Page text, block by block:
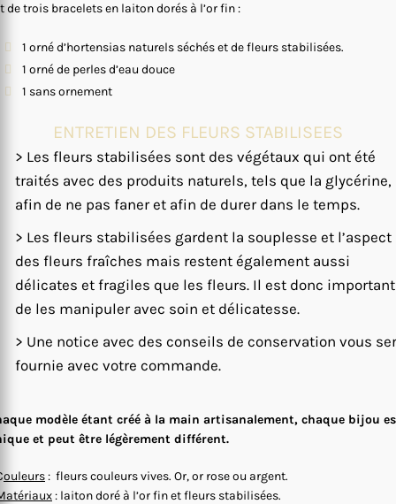
de trois bracelets en laiton dorés à l’or fin :
1 orné d’hortensias naturels séchés et de fleurs stabilisées.
1 orné de perles d’eau douce
1 sans ornement
ENTRETIEN DES FLEURS STABILISEES
> Les fleurs stabilisées sont des végétaux qui ont été
traités avec des produits naturels, tels que la glycérine,
afin de ne pas faner et afin de durer dans le temps.
> Les fleurs stabilisées gardent la souplesse et l’aspect
des fleurs fraîches mais restent également aussi
délicates et fragiles que les fleurs. Il est donc important
de les manipuler avec soin et délicatesse.
> Une notice avec des conseils de conservation vous
fournie avec votre commande.
modèle étant créé à la main artisanalement, chaque bijou
et peut être légèrement différent.
ouleurs: fleurs couleurs vives. Or, or rose ou argent.
: laiton doré à l’or fin et fleurs stabilisées.